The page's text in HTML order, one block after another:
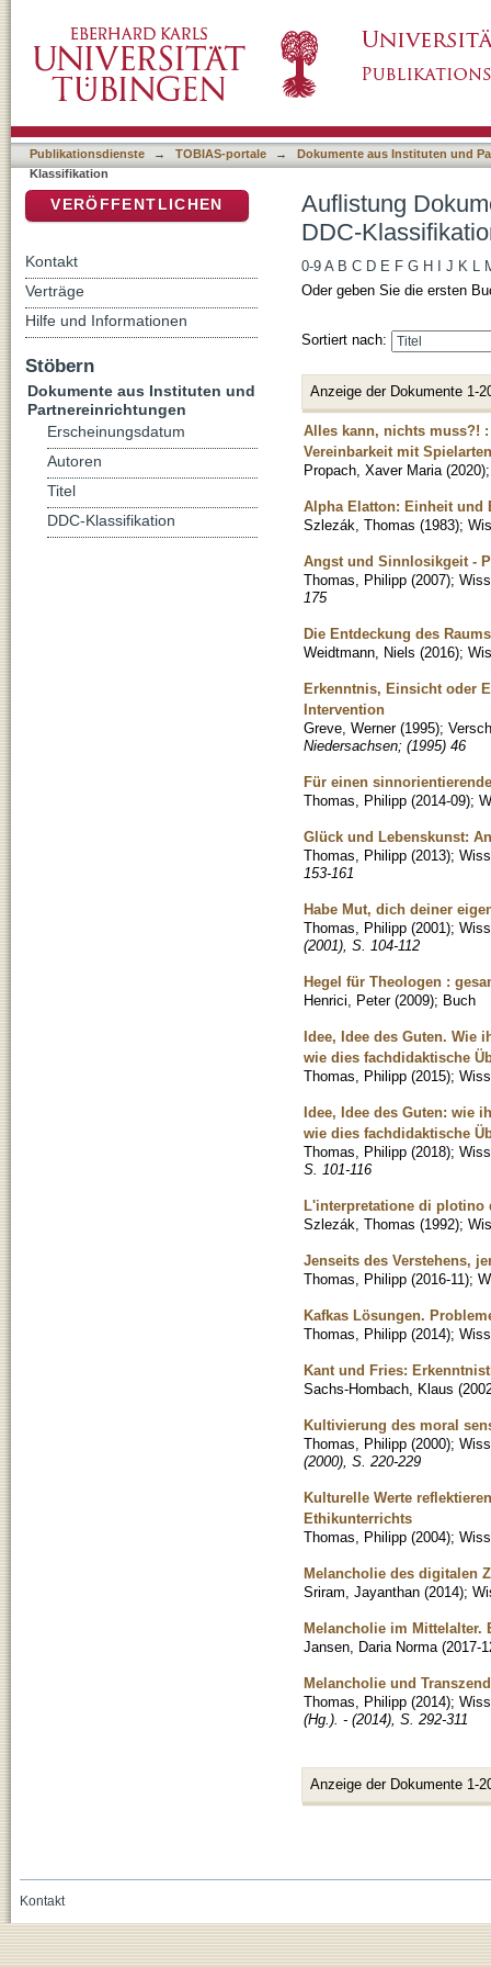
Publikationsdienste → TOBIAS-portale →
Dokumente aus Instituten und
Klassifikation
Auflistung
DDC-
0-9 A B C D E F G H J K L
Oder geben Sie die ersten
Sortiert nach:
Anzeige der Dokumente 1-
Alles kann, nichts muss?!
Vereinbarkeit mit
Propach, Xaver Maria (2020)
Alpha Elatton: Einheit und
Szlezák, Thomas (1983);
Angst und Sinnlosikgeit -
Thomas, Philipp (2007);
175
Die Entdeckung des
Weidtmann, Niels (2016);
Erkenntnis, Einsicht oder
Intervention
Greve, Werner (1995);
Niedersachsen; (1995) 46
Für einen
Thomas, Philipp (2014-09);
Glück und Lebenskunst:
Thomas, Philipp (2013);
153-161
Habe Mut, dich deiner
Thomas, Philipp (2001);
(2001), S. 104-112
Hegel für Theologen :
Henrici, Peter (2009); Buch
Idee, Idee des Guten. Wie
wie dies fachdidaktische
Thomas, Philipp (2015);
Idee, Idee des Guten: wie
wie dies fachdidaktische
Thomas, Philipp (2018);
S. 101-116
L'interpretatione di plotino
Szlezák, Thomas (1992);
Jenseits des Verstehens,
Thomas, Philipp (2016-11);
Kafkas Lösungen.
Thomas, Philipp (2014);
Kant und Fries:
Sachs-Hombach, Klaus (
Kultivierung des moral
Thomas, Philipp (2000);
(2000), S. 220-229
Kulturelle Werte
Ethikunterrichts
Thomas, Philipp (2004);
Melancholie des digitalen
Sriram, Jayanthan (2014);
Melancholie im Mittelalter.
Jansen, Daria Norma (2017-
Melancholie und
Thomas, Philipp (2014);
(Hg.). - (2014), S. 292-311
Anzeige der Dokumente 1-
VERÖFFENTLICHEN
Kontakt
Verträge
Hilfe und Informationen
Stöbern
Dokumente aus Instituten und
Partnereinrichtungen
Erscheinungsdatum
Autoren
Titel
DDC-Klassifikation
Kontakt